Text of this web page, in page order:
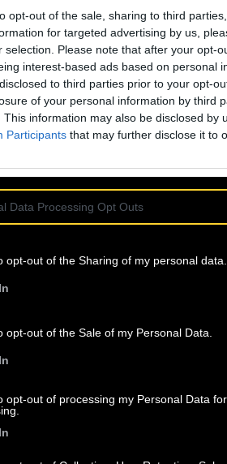
opt-out of the sale, sharing to third
for targeted advertising by us,
selection. Please note that after your opt-
interest-based ads based on personal
to third parties prior to your opt-
of your personal information by third
This information may also be disclosed by
Participants that may further disclose it to
Data Processing Opt Outs
opt-out of the Sharing of my personal data.
opt-out of the Sale of my Personal Data.
opt-out of processing my Personal Data
l’Album Motion ?
: “Music on Profile”
Instagram continue
souvenirs aux